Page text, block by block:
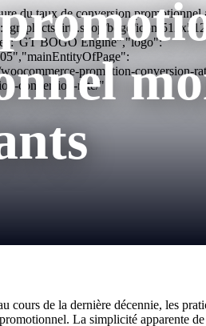
du taux de conversion promotionnel
graphictshirts.shop/bogo/icon-
BOGO Engine","logo":
promotion-conversion-
conversion-rate/"}
cours de la dernière décennie, les
La simplicité apparente